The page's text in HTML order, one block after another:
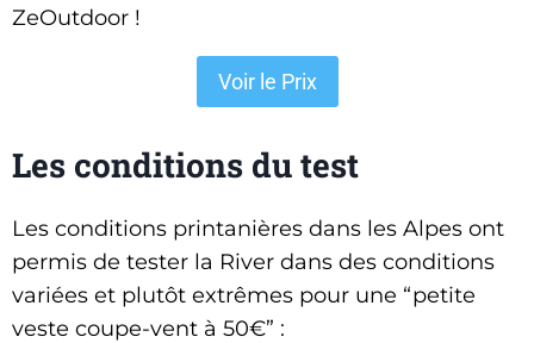
ZeOutdoor !
Voir le Prix
Les conditions du test
Les conditions printanières dans les Alpes ont
permis de tester la River dans des conditions
variées et plutôt extrêmes pour une “petite
veste coupe-vent à 50€” :